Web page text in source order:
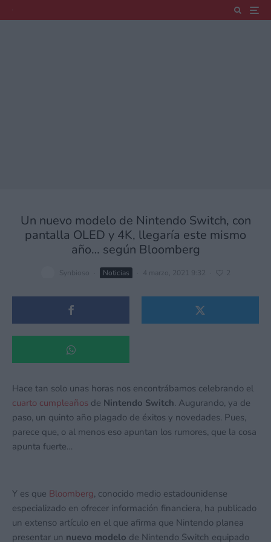
Un nuevo modelo de Nintendo Switch, con
pantalla OLED y 4K, llegaría este mismo
año… según Bloomberg
Synbioso Noticias 4 marzo, 2021 9:32 2
Hace tan solo unas horas nos encontrábamos celebrando el
cuarto cumpleaños de Nintendo Switch. Augurando, ya de
paso, un quinto año plagado de éxitos y novedades. Pues,
parece que, o al menos eso apuntan los rumores, que la cosa
apunta fuerte…
Y es que Bloomberg, conocido medio estadounidense
especializado en ofrecer información financiera, ha publicado
un extenso artículo en el que afirma que Nintendo planea
presentar un nuevo modelo de Nintendo Switch equipado